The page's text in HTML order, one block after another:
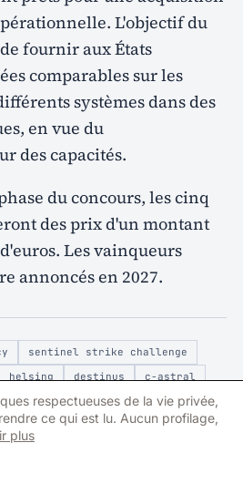
L'objectif du
fournir aux États
comparables sur les
systèmes dans des
en vue du
des capacités.
du concours, les cinq
des prix d'un montant
Les vainqueurs
annoncés en 2027.
sentinel strike challenge
helsing destinus
c-astral
systems
portugal
respectueuses de la vie privée,
ce qui est lu. Aucun profilage,
plus